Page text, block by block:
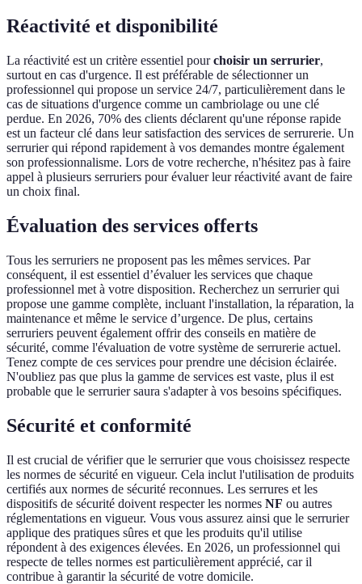
Réactivité et disponibilité
La réactivité est un critère essentiel pourchoisir un serrurier,
surtout en cas d'urgence. Il est préférable de sélectionner un
professionnel qui propose un service 24/7, particulièrement dans le
cas de situations d'urgence comme un cambriolage ou une clé
perdue. En 2026, 70% des clients déclarent qu'une réponse rapide
est un facteur clé dans leur satisfaction des services de serrurerie. Un
serrurier qui répond rapidement à vos demandes montre également
son professionnalisme. Lors de votre recherche, n'hésitez pas à faire
appel à plusieurs serruriers pour évaluer leur réactivité avant de faire
un choix final.
Évaluation des services offerts
Tous les serruriers ne proposent pas les mêmes services. Par
conséquent, il est essentiel d’évaluer les services que chaque
professionnel met à votre disposition. Recherchez un serrurier qui
propose une gamme complète, incluant l'installation, la réparation, la
maintenance et même le service d’urgence. De plus, certains
serruriers peuvent également offrir des conseils en matière de
sécurité, comme l'évaluation de votre système de serrurerie actuel.
Tenez compte de ces services pour prendre une décision éclairée.
N'oubliez pas que plus la gamme de services est vaste, plus il est
probable que le serrurier saura s'adapter à vos besoins spécifiques.
Sécurité et conformité
Il est crucial de vérifier que le serrurier que vous choisissez respecte
les normes de sécurité en vigueur. Cela inclut l'utilisation de produits
certifiés aux normes de sécurité reconnues. Les serrures et les
dispositifs de sécurité doivent respecter les normes NF ou autres
réglementations en vigueur. Vous vous assurez ainsi que le serrurier
applique des pratiques sûres et que les produits qu'il utilise
répondent à des exigences élevées. En 2026, un professionnel qui
respecte de telles normes est particulièrement apprécié, car il
contribue à garantir la sécurité de votre domicile.